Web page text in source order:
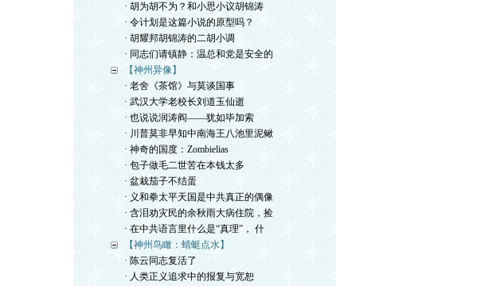
· 胡为胡不为？和小思小议胡锦涛
· 令计划是这篇小说的原型吗？
· 胡耀邦胡锦涛的二胡小调
· 同志们请镇静：温总和党是安全的
【神州异像】
· 老舍《茶馆》与莫谈国事
· 武汉大学老校长刘道玉仙逝
· 也说说润涛阎——犹如毕加索
· 川普莫非早知中南海王八池里泥鳅
· 神奇的国度：Zombielias
· 包子做毛二世苦在本钱太多
· 盆栽茄子不结蛋
· 义和拳太平天国是中共真正的偶像
· 含泪劝灾民的余秋雨大病住院，捡
· 在中共语言里什么是“真理”， 什
【神州鸟瞰：蜻蜓点水】
· 陈云同志复活了
· 人类正义追求中的报复与宽恕